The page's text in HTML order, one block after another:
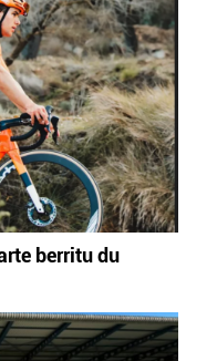
berritu du